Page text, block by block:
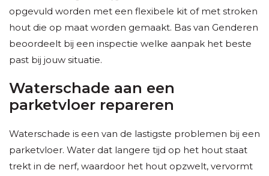
opgevuld worden met een flexibele kit of met stroken
hout die op maat worden gemaakt. Bas van Genderen
beoordeelt bij een inspectie welke aanpak het beste
past bij jouw situatie.
Waterschade aan een
parketvloer repareren
Waterschade is een van de lastigste problemen bij een
parketvloer. Water dat langere tijd op het hout staat
trekt in de nerf, waardoor het hout opzwelt, vervormt